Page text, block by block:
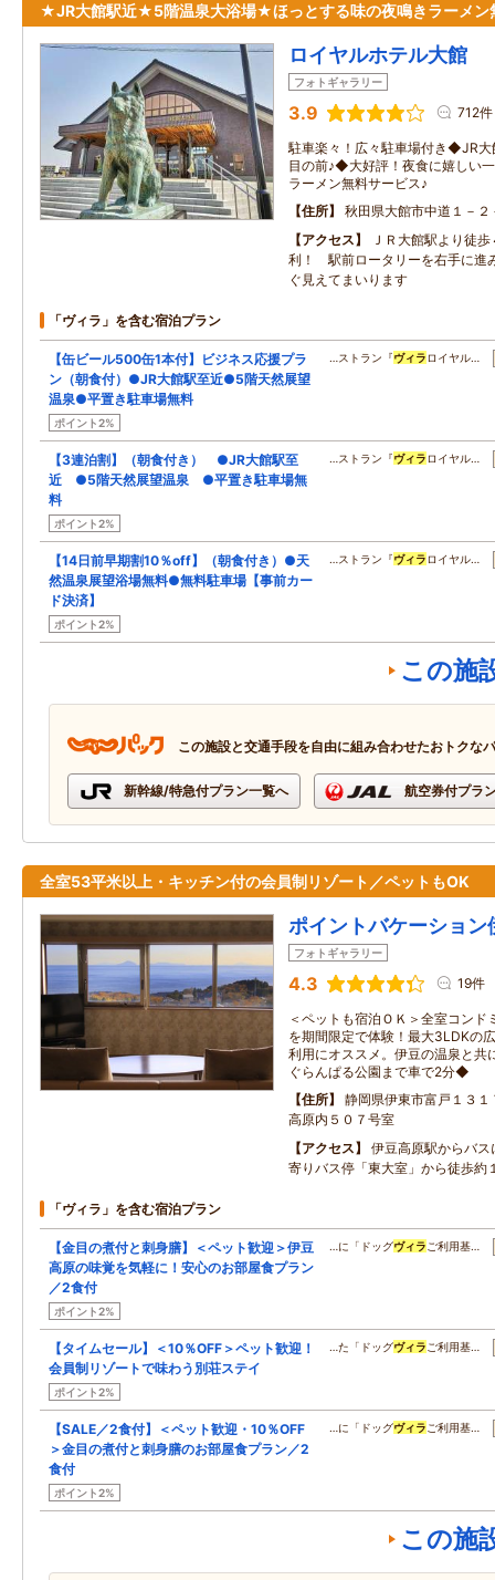
★JR大館駅近★5階温泉大浴場★ほっとする味の夜鳴きラーメン
ロイヤルホテル大館
フォトギャラリー
3.9 712件
駐車楽々！広々駐車場付き◆JR
目の前♪◆大好評！夜食に嬉しい
ラーメン無料サービス♪
住所
秋田県大館市中道１－２
アクセス
ＪＲ大館駅より徒
利！ 駅前ロータリーを右手に進
ぐ見えてまいります
「ヴィラ」を含む宿泊プラン
【缶ビール500缶1本付】ビジネス応援プラ
ン（朝食付）●JR大館駅至近●5階天然展望
温泉●平置き駐車場無料
ポイント2%
…ストラン『ヴィラロイヤル…
【3連泊割】（朝食付き） ●JR大館駅至
近 ●5階天然展望温泉 ●平置き駐車場無
料
ポイント2%
…ストラン『ヴィラロイヤル…
【14日前早期割10％off】（朝食付き）●天
然温泉展望浴場無料●無料駐車場【事前カー
ド決済】
ポイント2%
…ストラン『ヴィラロイヤル…
この施
この施設と交通手段を自由に組み合わせたおトクな
新幹線/特急付プラン一覧へ 航空券付プラ
全室53平米以上・キッチン付の会員制リゾート／ペットもOK
ポイントバケーション
フォトギャラリー
4.3 19件
＜ペットも宿泊ＯＫ＞全室コンド
を期間限定で体験！最大3LDKの
利用にオススメ。伊豆の温泉と
ぐらんぱる公園まで車で2分◆
住所
静岡県伊東市富戸１３
高原内５０７号室
アクセス
伊豆高原駅からバ
寄りバス停「東大室」から徒歩約
「ヴィラ」を含む宿泊プラン
【金目の煮付と刺身膳】＜ペット歓迎＞伊豆
高原の味覚を気軽に！安心のお部屋食プラン
／2食付
ポイント2%
…に「ドッグヴィラ ご利用基…
【タイムセール】＜10％OFF＞ペット歓迎！
会員制リゾートで味わう別荘ステイ
ポイント2%
…た「ドッグヴィラ ご利用基…
【SALE／2食付】＜ペット歓迎・10％OFF
＞金目の煮付と刺身膳のお部屋食プラン／2
食付
ポイント2%
…に「ドッグヴィラ ご利用基…
この施